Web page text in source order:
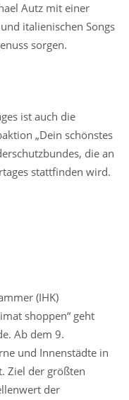
Autz mit einer
italienischen Songs
sorgen.
ist auch die
„Dein schönstes
die an
stattfinden wird.
(IHK)
shoppen“ geht
Ab dem 9.
und Innenstädte in
Ziel der größten
der